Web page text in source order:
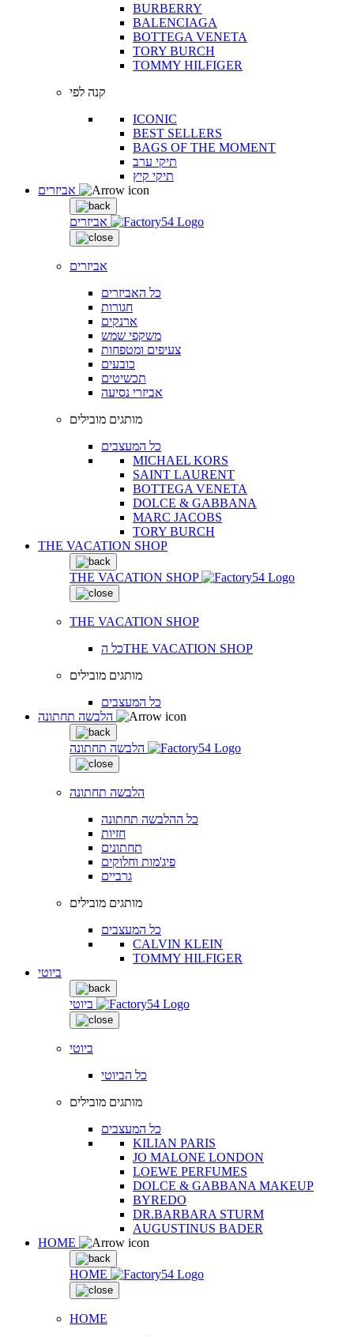
BURBERRY
BALENCIAGA
BOTTEGA VENETA
TORY BURCH
TOMMY HILFIGER
קנה לפי
ICONIC
BEST SELLERS
BAGS OF THE MOMENT
תיקי ערב
תיקי קיץ
אביזרים
אביזרים
כל האביזרים
חגורות
ארנקים
משקפי שמש
צעיפים ומטפחות
כובעים
תכשיטים
אביזרי נסיעה
מותגים מובילים
כל המעצבים
MICHAEL KORS
SAINT LAURENT
BOTTEGA VENETA
DOLCE & GABBANA
MARC JACOBS
TORY BURCH
THE VACATION SHOP
THE VACATION SHOP
THE VACATION SHOP
כל הTHE VACATION SHOP
מותגים מובילים
כל המעצבים
הלבשה תחתונה
הלבשה תחתונה
כל ההלבשה תחתונה
חזיות
תחתונים
פיג'מות וחלוקים
גרביים
מותגים מובילים
כל המעצבים
CALVIN KLEIN
TOMMY HILFIGER
ביוטי
ביוטי
ביוטי
כל הביוטי
מותגים מובילים
כל המעצבים
KILIAN PARIS
JO MALONE LONDON
LOEWE PERFUMES
DOLCE & GABBANA MAKEUP
BYREDO
DR.BARBARA STURM
AUGUSTINUS BADER
HOME
HOME
HOME